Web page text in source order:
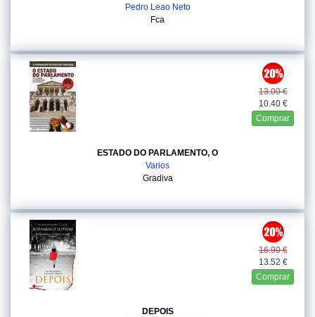
Pedro Leao Neto
Fca
13.00 €
10.40 €
Comprar
ESTADO DO PARLAMENTO, O
Varios
Gradiva
16.90 €
13.52 €
Comprar
DEPOIS